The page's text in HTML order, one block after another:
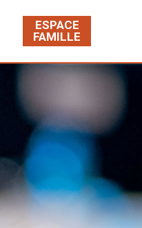
ESPACE
FAMILLE